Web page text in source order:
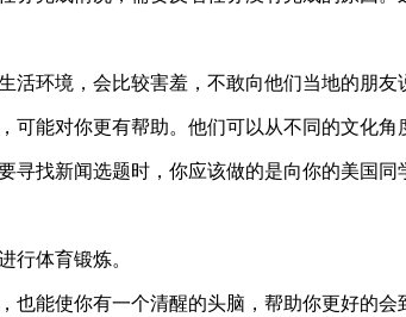
活环境，会比较害羞，不敢向他们当地的朋
可能对你更有帮助。他们可以从不同的文化角
寻找新闻选题时，你应该做的是向你的美国
行体育锻炼。
也能使你有一个清醒的头脑，帮助你更好的会